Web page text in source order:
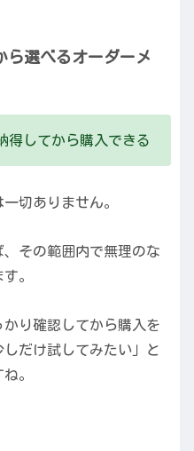
ら選べるオーダーメ
得してから購入できる
切ありません。
その範囲内で無理のな
。
り確認してから購入を
だけ試してみたい」と
。